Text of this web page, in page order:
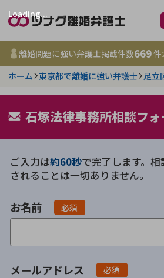
事
更
相
離婚問題に強い弁護士掲載件数669件
ホーム 東京都で離婚に強い弁護士 足立
石塚法律事務所相談フォ
ご入力は約60秒で完了します。
されることは一切ありません。
お名前 必須
メールアドレス 必須
Loading...